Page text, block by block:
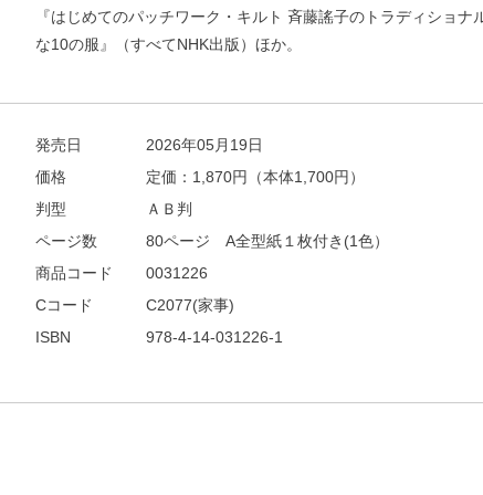
『はじめてのパッチワーク・キルト 斉藤謠子のトラディショ
な10の服』（すべてNHK出版）ほか。
発売日
2026年05月19日
価格
定価： 1,870円（本体1,700円）
判型
ＡＢ判
ページ数
80ページ A全型紙１枚付き(1色）
商品コード
0031226
Cコード
C2077(家事)
ISBN
978-4-14-031226-1